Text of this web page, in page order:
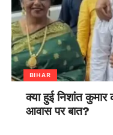
BIHAR
क्या हुई निशांत
आवास पर बात?